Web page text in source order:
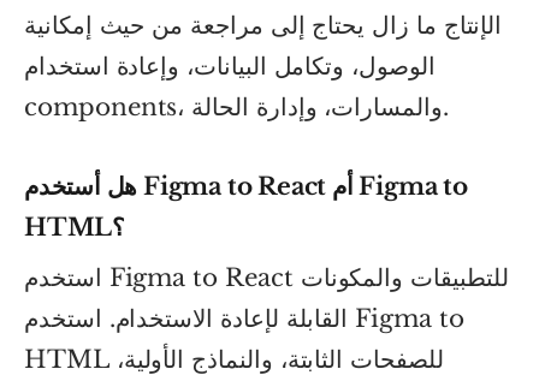
الإنتاج ما زال يحتاج إلى مراجعة من حيث إمكانية
الوصول، وتكامل البيانات، وإعادة استخدام
components، والمسارات، وإدارة الحالة.
هل أستخدم Figma to React أم Figma to
HTML؟
استخدم Figma to React للتطبيقات والمكونات
القابلة لإعادة الاستخدام. استخدم Figma to
HTML للصفحات الثابتة، والنماذج الأولية،